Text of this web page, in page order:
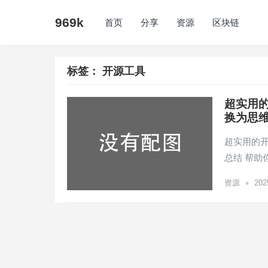
969k 首页 分享 资源 区块链
标签： 开源工具
超实用
换为思
超实用的
总结 帮助
资源 •